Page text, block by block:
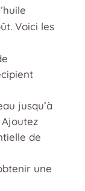
Voici les
jusqu’à
de
une